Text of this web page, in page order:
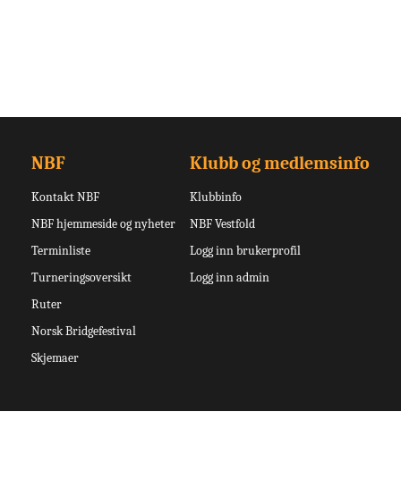
NBF
Kontakt NBF
NBF hjemmeside og nyheter
Terminliste
Turneringsoversikt
Ruter
Norsk Bridgefestival
Skjemaer
Klubb og medlemsinfo
Klubbinfo
NBF Vestfold
Logg inn brukerprofil
Logg inn admin